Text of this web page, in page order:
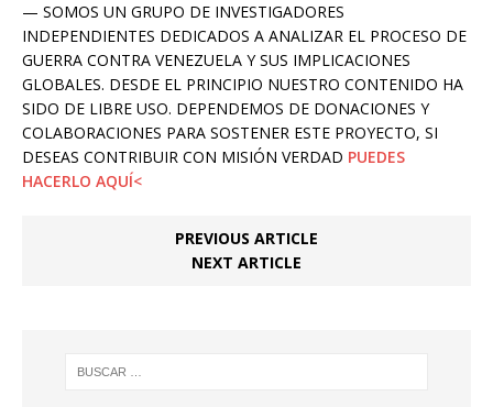
— SOMOS UN GRUPO DE INVESTIGADORES
INDEPENDIENTES DEDICADOS A ANALIZAR EL PROCESO DE
GUERRA CONTRA VENEZUELA Y SUS IMPLICACIONES
GLOBALES. DESDE EL PRINCIPIO NUESTRO CONTENIDO HA
SIDO DE LIBRE USO. DEPENDEMOS DE DONACIONES Y
COLABORACIONES PARA SOSTENER ESTE PROYECTO, SI
DESEAS CONTRIBUIR CON MISIÓN VERDAD PUEDES
HACERLO AQUÍ<
PREVIOUS ARTICLE
NEXT ARTICLE